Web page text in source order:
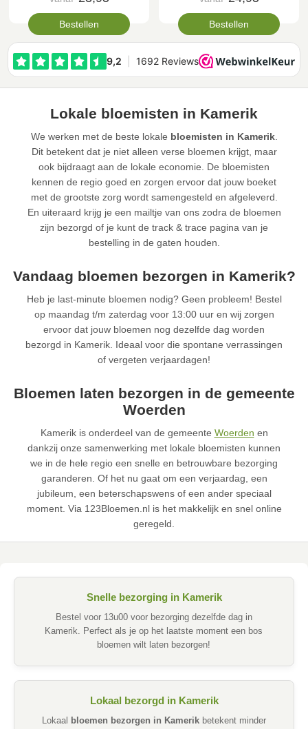
Bestellen Bestellen
Lokale bloemisten in Kamerik
We werken met de beste lokale bloemisten in Kamerik.
Dit betekent dat je niet alleen verse bloemen krijgt, maar
ook bijdraagt aan de lokale economie. De bloemisten
kennen de regio goed en zorgen ervoor dat jouw boeket
met de grootste zorg wordt samengesteld en afgeleverd.
En uiteraard krijg je een mailtje van ons zodra de bloemen
zijn bezorgd of je kunt de track & trace pagina van je
bestelling in de gaten houden.
Vandaag bloemen bezorgen in Kamerik?
Heb je last-minute bloemen nodig? Geen probleem! Bestel
op maandag t/m zaterdag voor 13:00 uur en wij zorgen
ervoor dat jouw bloemen nog dezelfde dag worden
bezorgd in Kamerik. Ideaal voor die spontane verrassingen
of vergeten verjaardagen!
Bloemen laten bezorgen in de gemeente
Woerden
Kamerik is onderdeel van de gemeente Woerden en
dankzij onze samenwerking met lokale bloemisten kunnen
we in de hele regio een snelle en betrouwbare bezorging
garanderen. Of het nu gaat om een verjaardag, een
jubileum, een beterschapswens of een ander speciaal
moment. Via 123Bloemen.nl is het makkelijk en snel online
geregeld.
Snelle bezorging in Kamerik
Bestel voor 13u00 voor bezorging dezelfde dag in
Kamerik. Perfect als je op het laatste moment een bos
bloemen wilt laten bezorgen!
Lokaal bezorgd in Kamerik
Lokaal bloemen bezorgen in Kamerikbetekent minder